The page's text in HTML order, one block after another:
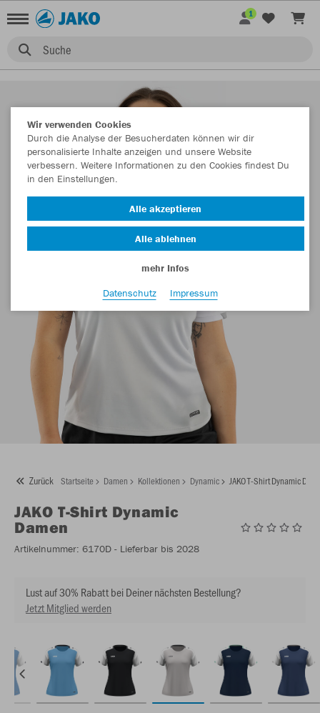
Suche
1
Zurück Startseite Damen Kollektionen Dynamic JAKO T-Shirt Dynamic
JAKO T-Shirt Dynamic
Damen
Artikelnummer: 6170D - Lieferbar bis 2028
Lust auf 30% Rabatt bei Deiner nächsten Bestellung?
Jetzt Mitglied werden
Wir verwenden Cookies
Durch die Analyse der Besucherdaten können wir dir
personalisierte Inhalte anzeigen und unsere Website
verbessern. Weitere Informationen zu den Cookies findest Du
in den Einstellungen.
Alle akzeptieren
Alle ablehnen
mehr Infos
Datenschutz
Impressum